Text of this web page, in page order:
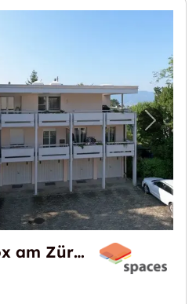
pour "Einzelgaragenbox
Einzelgaragenbox am Zürichberg